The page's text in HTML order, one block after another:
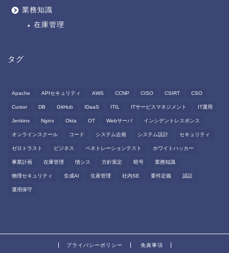
業務知識
在庫管理
タグ
Apache APIセキュリティ AWS CCNP CISO CSIRT CSO
Cursor DB GitHub IDaaS ITIL ITサービスマネジメント IT運用
Jenkins Nginx Okta OT Webサーバ インシデントレスポンス
オンラインスクール コード システム企画 システム設計 セキュリティ
ゼロトラスト ビジネス ペネトレーションテスト ホワイトハッカー
事業計画 在庫管理 情シス 方針策定 暗号 業務知識
物理セキュリティ 生成AI 生産管理 社内SE 要件定義 認証
運用保守
プライバシーポリシー 免責事項